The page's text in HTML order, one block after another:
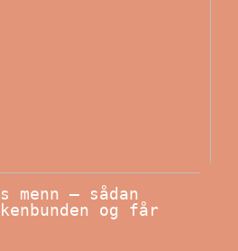
menn – sådan
og får